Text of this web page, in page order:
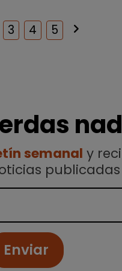
3 4 5 keyboard_arrow_right
semanal y
publicadas
Enviar